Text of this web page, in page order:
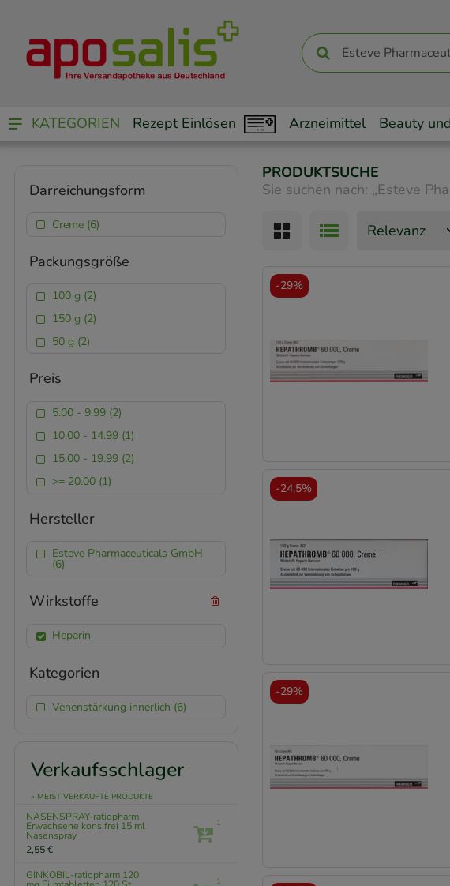
KATEGORIEN Rezept Einlösen Arzneimittel Beauty
PRODUKTSUCHE
Sie suchen nach: „Esteve
-29%
-24,5%
-29%
Darreichungsform
Creme (6)
Packungsgröße
100 g (2)
150 g (2)
50 g (2)
Preis
5.00 - 9.99 (2)
10.00 - 14.99 (1)
15.00 - 19.99 (2)
>= 20.00 (1)
Hersteller
Esteve Pharmaceuticals GmbH
(6)
Wirkstoffe
Heparin
Kategorien
Venenstärkung innerlich (6)
Verkaufsschlager
» MEIST VERKAUFTE PRODUKTE
NASENSPRAY-ratiopharm
Erwachsene kons.frei 15 ml
Nasenspray
2,55 €
1
GINKOBIL-ratiopharm 120
1